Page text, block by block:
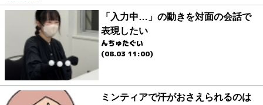
「入力中…」の動きを対面の会話で
表現したい
んちゅたぐい
(08.03 11:00)
ミンティアで汗がおさえられるのは